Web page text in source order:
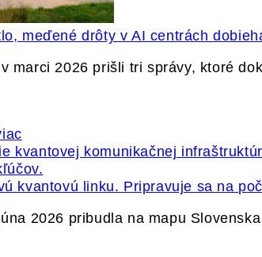
meďené drôty v AI centrách
marci 2026 prišli tri správy, ktoré
kvantovú linku. Pripravuje sa na
2026 pribudla na mapu